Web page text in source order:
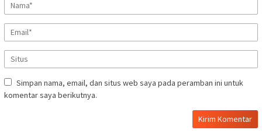
Simpan nama, email, dan situs web saya pada peramban ini untuk
komentar saya berikutnya.